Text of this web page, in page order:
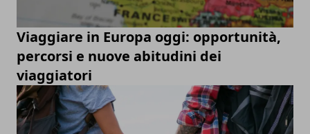
Viaggiare in Europa oggi: opportunità,
percorsi e nuove abitudini dei
viaggiatori